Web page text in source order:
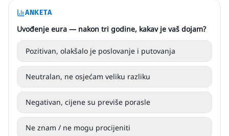
ANKETA
Uvođenje eura — nakon tri godine, kakav je vaš dojam?
Pozitivan, olakšalo je poslovanje i putovanja
Neutralan, ne osjećam veliku razliku
Negativan, cijene su previše porasle
Ne znam / ne mogu procijeniti